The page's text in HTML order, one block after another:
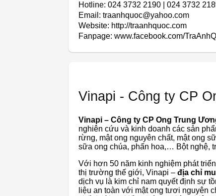
Hotline: 024 3732 2190 | 024 3732
Email: traanhquoc@yahoo.com
Website: http://traanhquoc.com
Fanpage: www.facebook.com/
Vinapi - Công ty CP
Vinapi – Công ty CP Ong Trung
nghiên cứu và kinh doanh các sản
rừng, mật ong nguyên chất, mật ong
sữa ong chúa, phấn hoa,… Bột nghệ,
Với hơn 50 năm kinh nghiệm phát
thị trường thế giới, Vinapi – địa chỉ
dịch vụ là kim chỉ nam quyết định sự
liệu an toàn với mật ong tươi nguyên